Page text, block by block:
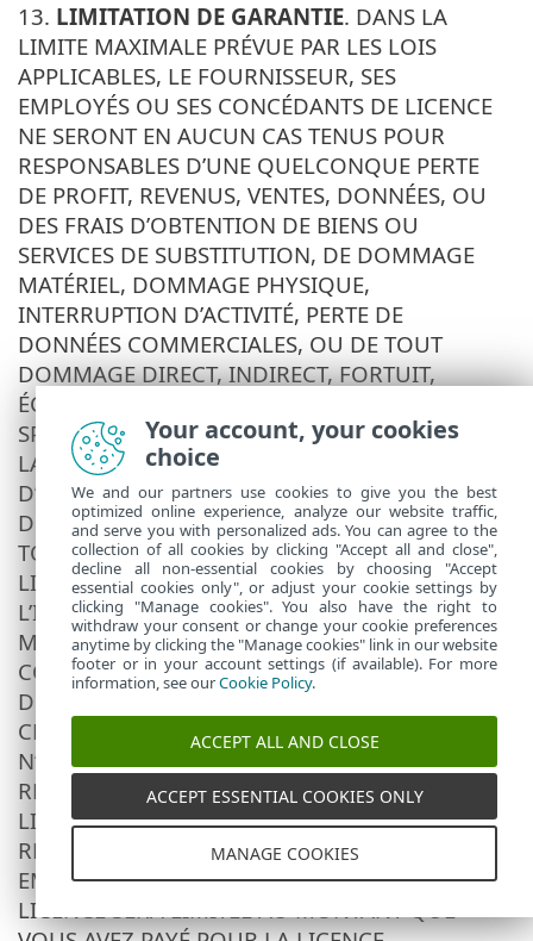
13. LIMITATION DE GARANTIE. DANS LA
LIMITE MAXIMALE PRÉVUE PAR LES LOIS
APPLICABLES, LE FOURNISSEUR, SES
EMPLOYÉS OU SES CONCÉDANTS DE LICENCE
NE SERONT EN AUCUN CAS TENUS POUR
RESPONSABLES D’UNE QUELCONQUE PERTE
DE PROFIT, REVENUS, VENTES, DONNÉES, OU
DES FRAIS D’OBTENTION DE BIENS OU
SERVICES DE SUBSTITUTION, DE DOMMAGE
MATÉRIEL, DOMMAGE PHYSIQUE,
INTERRUPTION D’ACTIVITÉ, PERTE DE
DONNÉES COMMERCIALES, OU DE TOUT
DOMMAGE DIRECT, INDIRECT, FORTUIT,
ÉCONOMIQUE, DE GARANTIE, PUNITIF,
SPÉCIAL OU CORRÉLATIF, QUELLE QU’EN SOIT
LA CAUSE ET QUE CE DOMMAGE DÉCOULE
D’UNE RESPONSABILITÉ CONTRACTUELLE,
DÉLICTUELLE OU D’UNE NÉGLIGENCE OU DE
TOUTE AUTRE THÉORIE DE RESPONSABILITÉ,
LIÉE À L’INSTALLATION, À L’UTILISATION OU À
L’IMPOSSIBILITÉ D’UTILISER LE LOGICIEL,
MÊME SI LE FOURNISSEUR OU SES
CONCÉDANTS DE LICENCE ONT ÉTÉ AVERTIS
DE L’ÉVENTUALITÉ D’UN TEL DOMMAGE.
CERTAINS PAYS ET CERTAINES LOIS
N’AUTORISANT PAS L’EXCLUSION DE
RESPONSABILITÉ, MAIS AUTORISANT LA
LIMITATION DE RESPONSABILITÉ, LA
RESPONSABILITÉ DU FOURNISSEUR, DE SES
EMPLOYÉS OU DE SES CONCÉDANTS DE
LICENCE SERA LIMITÉE AU MONTANT QUE
Your account, your cookies
choice
We and our partners use cookies to give you the best
optimized online experience, analyze our website traffic,
and serve you with personalized ads. You can agree to the
collection of all cookies by clicking "Accept all and close",
decline all non-essential cookies by choosing "Accept
essential cookies only", or adjust your cookie settings by
clicking "Manage cookies". You also have the right to
withdraw your consent or change your cookie preferences
anytime by clicking the "Manage cookies" link in our website
footer or in your account settings (if available). For more
information, see ourCookie Policy.
ACCEPT ALL AND CLOSE
ACCEPT ESSENTIAL COOKIES ONLY
MANAGE COOKIES